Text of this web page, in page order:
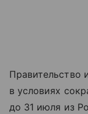
Правительство
в условиях
до 31 июля из